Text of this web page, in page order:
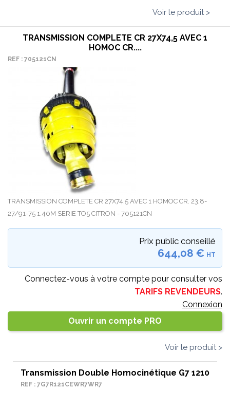
Voir le produit >
TRANSMISSION COMPLETE CR 27X74,5 AVEC 1
HOMOC CR....
REF : 705121CN
TRANSMISSION COMPLETE CR 27X74,5 AVEC 1 HOMOC CR. 23,8-
27/91-75 1.40M SERIE TO5 CITRON - 705121CN
Prix public conseillé
644,08 € HT
Connectez-vous à votre compte pour consulter vos
TARIFS REVENDEURS.
Connexion
Ouvrir un compte PRO
Voir le produit >
Transmission Double Homocinétique G7 1210
REF : 7G7R121CEWR7WR7